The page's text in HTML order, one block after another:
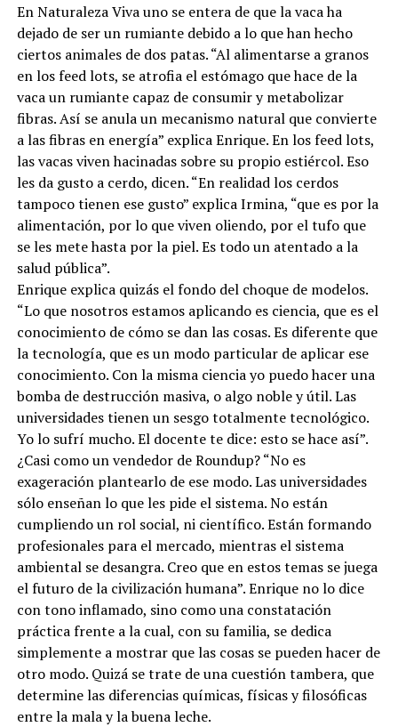
En Naturaleza Viva uno se entera de que la vaca ha
dejado de ser un rumiante debido a lo que han hecho
ciertos animales de dos patas. “Al alimentarse a granos
en los feed lots, se atrofia el estómago que hace de la
vaca un rumiante capaz de consumir y metabolizar
fibras. Así se anula un mecanismo natural que convierte
a las fibras en energía” explica Enrique. En los feed lots,
las vacas viven hacinadas sobre su propio estiércol. Eso
les da gusto a cerdo, dicen. “En realidad los cerdos
tampoco tienen ese gusto” explica Irmina, “que es por la
alimentación, por lo que viven oliendo, por el tufo que
se les mete hasta por la piel. Es todo un atentado a la
salud pública”.
Enrique explica quizás el fondo del choque de modelos.
“Lo que nosotros estamos aplicando es ciencia, que es el
conocimiento de cómo se dan las cosas. Es diferente que
la tecnología, que es un modo particular de aplicar ese
conocimiento. Con la misma ciencia yo puedo hacer una
bomba de destrucción masiva, o algo noble y útil. Las
universidades tienen un sesgo totalmente tecnológico.
Yo lo sufrí mucho. El docente te dice: esto se hace así”.
¿Casi como un vendedor de Roundup? “No es
exageración plantearlo de ese modo. Las universidades
sólo enseñan lo que les pide el sistema. No están
cumpliendo un rol social, ni científico. Están formando
profesionales para el mercado, mientras el sistema
ambiental se desangra. Creo que en estos temas se juega
el futuro de la civilización humana”. Enrique no lo dice
con tono inflamado, sino como una constatación
práctica frente a la cual, con su familia, se dedica
simplemente a mostrar que las cosas se pueden hacer de
otro modo. Quizá se trate de una cuestión tambera, que
determine las diferencias químicas, físicas y filosóficas
entre la mala y la buena leche.